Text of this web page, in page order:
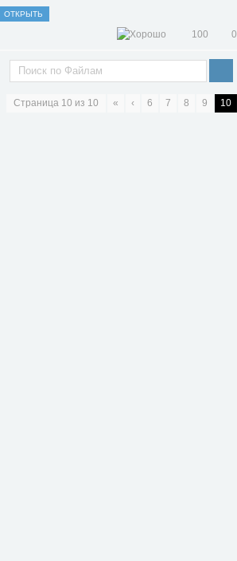
ОТКРЫТЬ
100 0
Страница 10 из 10 « ‹ 6 7 8 9 10